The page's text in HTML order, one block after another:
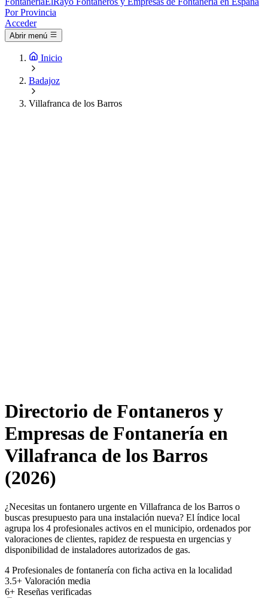
Por Provincia
Acceder
Abrir menú
Inicio
Badajoz
Villafranca de los Barros
Directorio de Fontaneros y
Empresas de Fontanería en
Villafranca de los Barros
(2026)
¿Necesitas un fontanero urgente en Villafranca de los Barros o
buscas presupuesto para una instalación nueva? El índice local
agrupa los 4 profesionales activos en el municipio, ordenados por
valoraciones de clientes, rapidez de respuesta en urgencias y
disponibilidad de instaladores autorizados de gas.
4 Profesionales de fontanería con ficha activa en la localidad
3.5+ Valoración media
6+ Reseñas verificadas